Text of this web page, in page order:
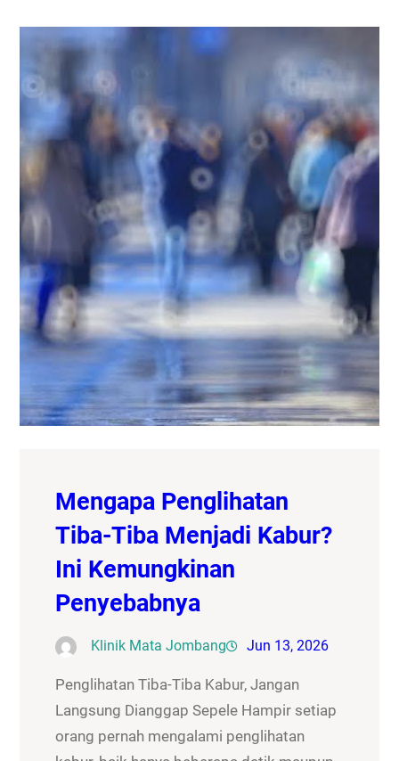
Mengapa Penglihatan
Tiba-Tiba Menjadi Kabur?
Ini Kemungkinan
Penyebabnya
Klinik Mata Jombang Jun 13, 2026
Penglihatan Tiba-Tiba Kabur, Jangan
Langsung Dianggap Sepele Hampir setiap
orang pernah mengalami penglihatan